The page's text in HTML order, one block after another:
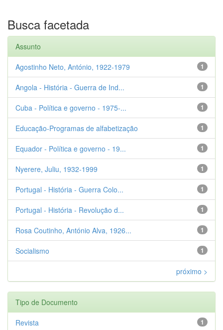
Busca facetada
Assunto
1
Agostinho Neto, António, 1922-1979
1
Angola - História - Guerra de Ind...
1
Cuba - Política e governo - 1975-...
1
Educação-Programas de alfabetização
1
Equador - Política e governo - 19...
1
Nyerere, Juliu, 1932-1999
1
Portugal - História - Guerra Colo...
1
Portugal - História - Revolução d...
1
Rosa Coutinho, António Alva, 1926...
1
Socialismo
próximo >
Tipo de Documento
1
Revista